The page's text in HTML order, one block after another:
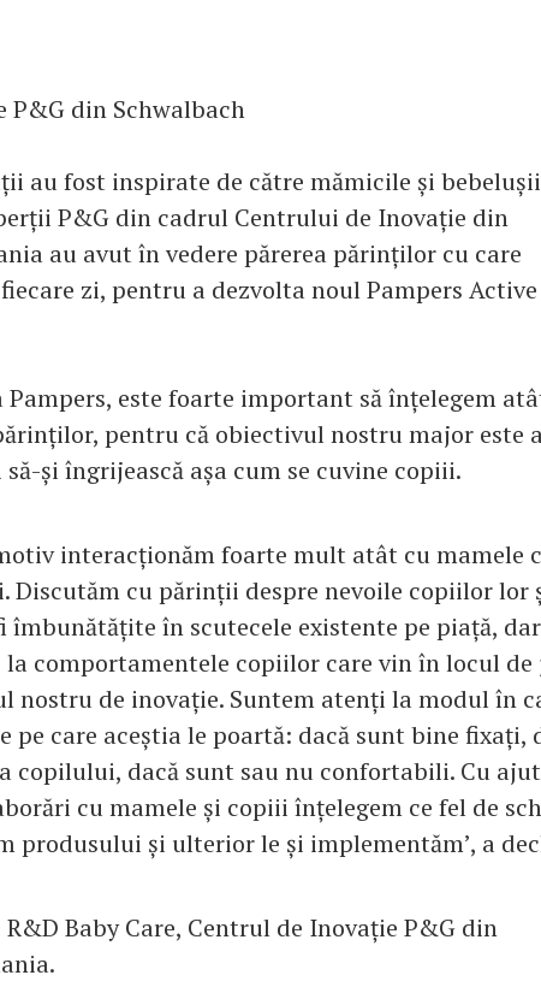
P&G din Schwalbach
au fost inspirate de către mămicile și
P&G din cadrul Centrului de Inovație din
au avut în vedere părerea părinților cu care
zi, pentru a dezvolta noul Pampers
Pampers, este foarte important să înțelegem
pentru că obiectivul nostru major este
și îngrijească așa cum se cuvine copiii.
interacționăm foarte mult atât cu mamele
Discutăm cu părinții despre nevoile copiilor lor
în scutecele existente pe piață,
comportamentele copiilor care vin în locul de
nostru de inovație. Suntem atenți la modul în
pe care aceștia le poartă: dacă sunt bine fixați,
copilului, dacă sunt sau nu confortabili. Cu
cu mamele și copiii înțelegem ce fel de
produsului și ulterior le și implementăm’, a
Baby Care, Centrul de Inovație P&G din